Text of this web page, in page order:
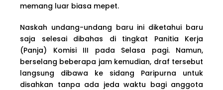
memang luar biasa mepet.
Naskah undang-undang baru ini diketahui baru
saja selesai dibahas di tingkat Panitia Kerja
(Panja) Komisi III pada Selasa pagi. Namun,
berselang beberapa jam kemudian, draf tersebut
langsung dibawa ke sidang Paripurna untuk
disahkan tanpa ada jeda waktu bagi anggota